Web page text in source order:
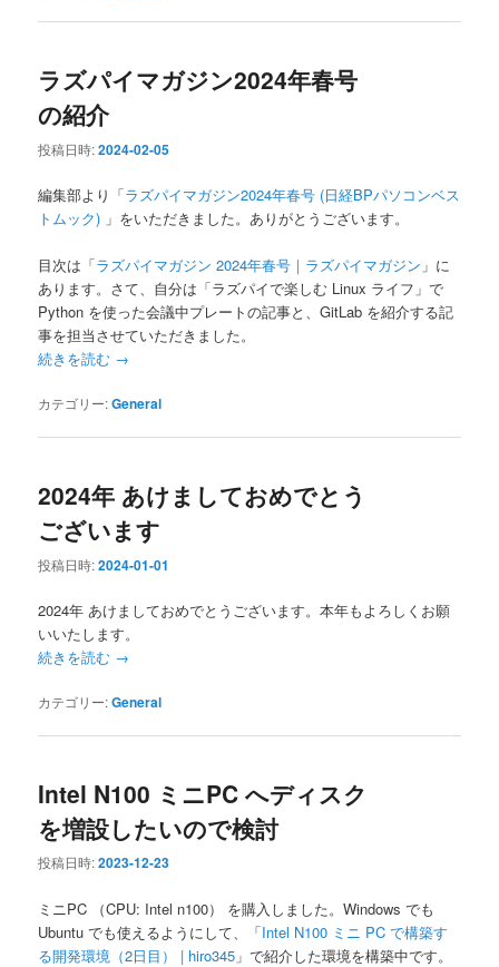
ラズパイマガジン2024年春号
の紹介
投稿日時:2024-02-05
編集部より「ラズパイマガジン2024年春号 (日経BPパソコンベス
トムック) 」をいただきました。ありがとうございます。
目次は「ラズパイマガジン 2024年春号｜ラズパイマガジン 」に
あります。さて、自分は「ラズパイで楽しむ Linux ライフ」で
Python を使った会議中プレートの記事と、GitLab を紹介する記
事を担当させていただきました。
続きを読む →
カテゴリー:General
2024年 あけましておめでとう
ございます
投稿日時:2024-01-01
2024年 あけましておめでとうございます。本年もよろしくお願
いいたします。
続きを読む →
カテゴリー:General
Intel N100 ミニPC へディスク
を増設したいので検討
投稿日時:2023-12-23
ミニPC （CPU: Intel n100） を購入しました。Windows でも
Ubuntu でも使えるようにして、「Intel N100 ミニ PC で構築す
る開発環境（2日目） | hiro345 」で紹介した環境を構築中です。